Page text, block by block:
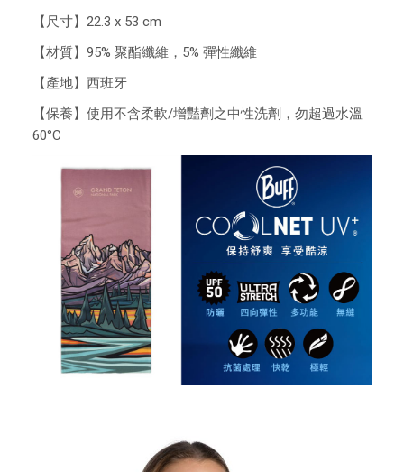
【尺寸】22.3 x 53 cm
【材質】95% 聚酯纖維，5% 彈性纖維
【產地】西班牙
【保養】使用不含柔軟/增豔劑之中性洗劑，勿超過水溫
60°C